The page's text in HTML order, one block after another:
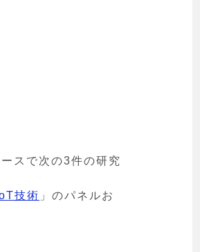
スで次の3件の研究
技術 」のパネルお